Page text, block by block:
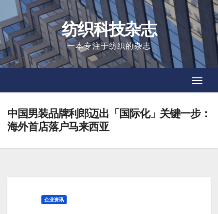
to
content
纺织科技杂志
一本专注于纺织的杂志
中国男装品牌利郎迈出「国际化」关键一步：
海外首店落户马来西亚
企业资讯